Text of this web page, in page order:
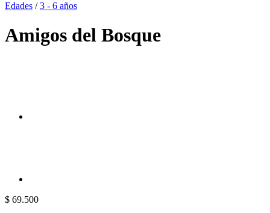
Edades / 3 - 6 años
Amigos del Bosque
$ 69.500